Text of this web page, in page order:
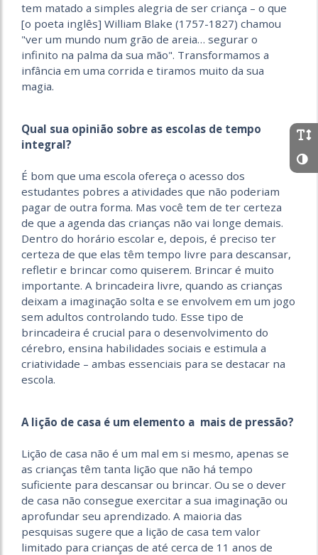
tem matado a simples alegria de ser criança – o que
[o poeta inglês] William Blake (1757-1827) chamou
"ver um mundo num grão de areia… segurar o
infinito na palma da sua mão". Transformamos a
infância em uma corrida e tiramos muito da sua
magia.
Qual sua opinião sobre as escolas de tempo
integral?
É bom que uma escola ofereça o acesso dos
estudantes pobres a atividades que não poderiam
pagar de outra forma. Mas você tem de ter certeza
de que a agenda das crianças não vai longe demais.
Dentro do horário escolar e, depois, é preciso ter
certeza de que elas têm tempo livre para descansar,
refletir e brincar como quiserem. Brincar é muito
importante. A brincadeira livre, quando as crianças
deixam a imaginação solta e se envolvem em um jogo
sem adultos controlando tudo. Esse tipo de
brincadeira é crucial para o desenvolvimento do
cérebro, ensina habilidades sociais e estimula a
criatividade – ambas essenciais para se destacar na
escola.
A lição de casa é um elemento a mais de pressão?
Lição de casa não é um mal em si mesmo, apenas se
as crianças têm tanta lição que não há tempo
suficiente para descansar ou brincar. Ou se o dever
de casa não consegue exercitar a sua imaginação ou
aprofundar seu aprendizado. A maioria das
pesquisas sugere que a lição de casa tem valor
limitado para crianças de até cerca de 11 anos de